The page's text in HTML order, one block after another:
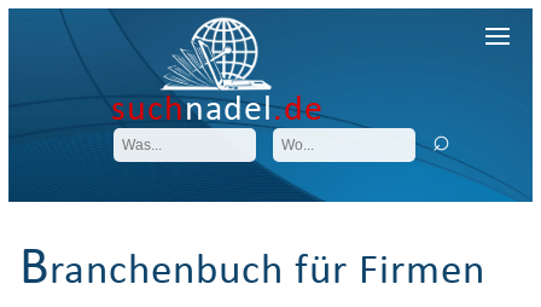
suchnadel.de
Branchenbuch für Firmen